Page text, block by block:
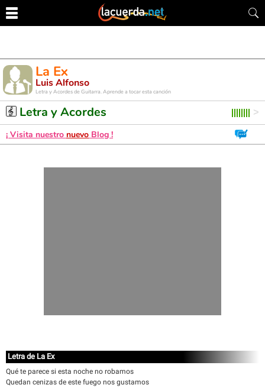
La Ex
Luis Alfonso
Letra y Acordes de Guitarra. Aprende a tocar esta canción
Letra y Acordes
¡ Visita nuestro nuevo Blog !
Letra de La Ex
Qué te parece si esta noche no robamos
Quedan cenizas de este fuego nos gustamos